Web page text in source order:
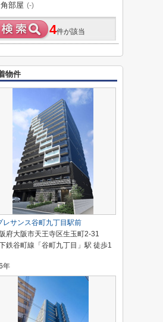
角部屋 (-)
4件が該当
物件
レサンス谷町九丁目駅前
府大阪市天王寺区生玉町2-31
鉄谷町線「谷町九丁目」駅 徒歩1
年